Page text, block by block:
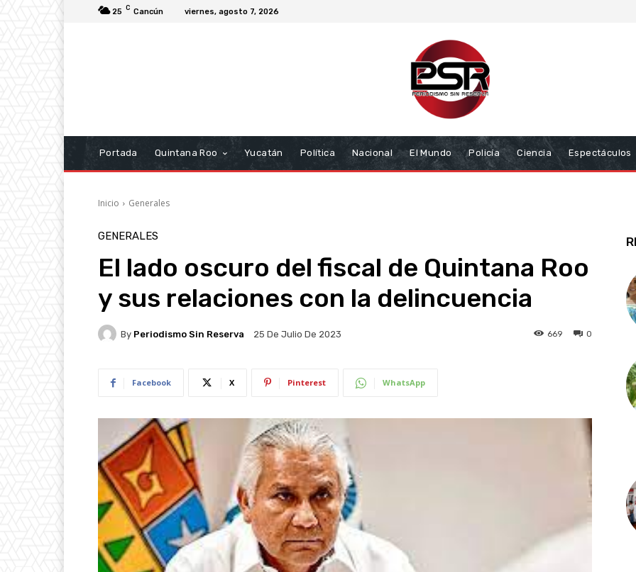
25 C Cancún viernes, agosto 7, 2026
Portada Quintana Roo Yucatán Política Nacional El Mundo Policía Ciencia Espectáculos
Inicio Generales
GENERALES
El lado oscuro del fiscal de Quintana Roo
y sus relaciones con la delincuencia
By Periodismo Sin Reserva 25 De Julio De 2023 0
669
Facebook X Pinterest WhatsApp